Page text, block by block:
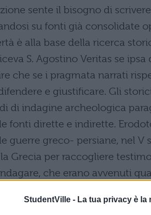
StudentVille - La tua privacy è
sente il bisogno di
su fonti già consolidate
è alla base della ricerca
S. Agostino Veritas se
che se i pragmata narrati
e giustificare. Gli
di indagine archeologica
fonti dirette e indirette.
guerre greco- persiane, nel V
la Grecia per raccogliere
che erano avvenuti
un libro sulla guerra del
ebbe il vantaggio di